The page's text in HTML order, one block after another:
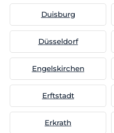
Duisburg
Düsseldorf
Engelskirchen
Erftstadt
Erkrath